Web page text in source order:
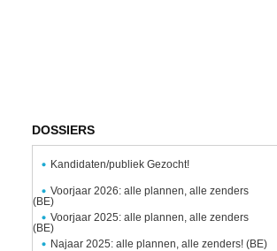
DOSSIERS
Kandidaten/publiek Gezocht!
Voorjaar 2026: alle plannen, alle zenders
(BE)
Voorjaar 2025: alle plannen, alle zenders
(BE)
Najaar 2025: alle plannen, alle zenders! (BE)